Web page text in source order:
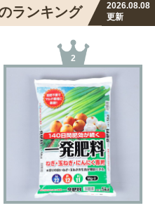
ランキング
2026.08.08
更新
2